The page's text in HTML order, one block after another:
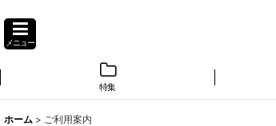
メニュー
特集
ホーム > ご利用案内